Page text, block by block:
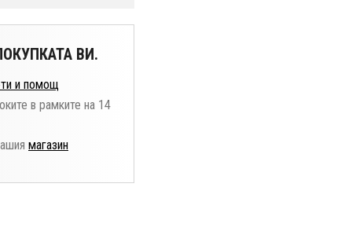
ВИ.
и помощ
в рамките на 14
магазин